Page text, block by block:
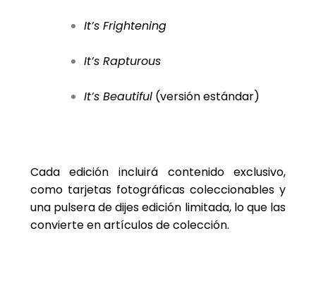
It’s Frightening
It’s Rapturous
It’s Beautiful (versión estándar)
Cada edición incluirá contenido exclusivo,
como tarjetas fotográficas coleccionables y
una pulsera de dijes edición limitada, lo que las
convierte en artículos de colección.